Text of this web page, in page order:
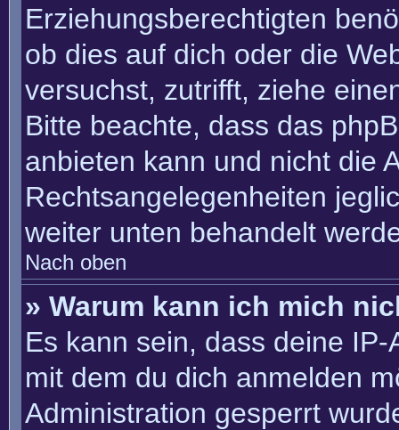
Erziehungsberechtigten
ob dies auf dich oder die
versuchst, zutrifft, ziehe
Bitte beachte, dass das
anbieten kann und nicht die
Rechtsangelegenheiten
weiter unten behandelt
Nach oben
» Warum kann ich mich
Es kann sein, dass deine
mit dem du dich anmelden
Administration gesperrt